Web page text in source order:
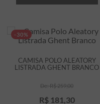
-30%
CAMISA POLO ALEATORY
LISTRADA GHENT BRANCO
R$259,00
R$ 181,30